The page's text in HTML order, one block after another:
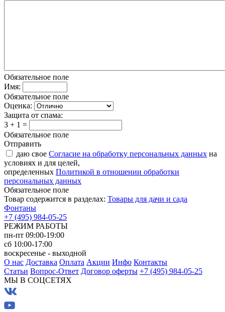
Обязательное поле
Имя:
Обязательное поле
Оценка:
Защита от спама:
3 + 1 =
Обязательное поле
Отправить
даю свое Согласие на обработку персональных данных на
условиях и для целей,
определенных Политикой в отношении обработки
персональных данных
Обязательное поле
Товар содержится в разделах: Товары для дачи и сада
Фонтаны
+7 (495) 984-05-25
РЕЖИМ РАБОТЫ
пн-пт 09:00-19:00
сб 10:00-17:00
воскресенье - выходной
О нас Доставка Оплата Акции Инфо Контакты
Статьи Вопрос-Ответ Договор оферты +7 (495) 984-05-25
МЫ В СОЦСЕТЯХ